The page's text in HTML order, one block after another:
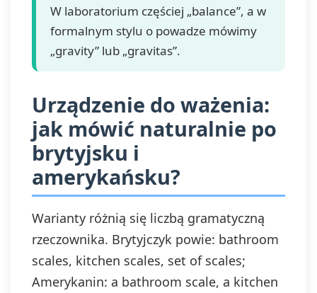
W laboratorium częściej „balance”, a w
formalnym stylu o powadze mówimy
„gravity” lub „gravitas”.
Urządzenie do ważenia:
jak mówić naturalnie po
brytyjsku i
amerykańsku?
Warianty różnią się liczbą gramatyczną
rzeczownika. Brytyjczyk powie: bathroom
scales, kitchen scales, set of scales;
Amerykanin: a bathroom scale, a kitchen